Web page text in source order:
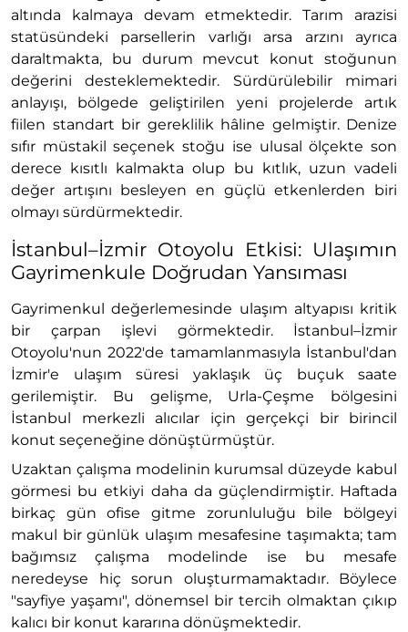
altında kalmaya devam etmektedir. Tarım arazisi
statüsündeki parsellerin varlığı arsa arzını ayrıca
daraltmakta, bu durum mevcut konut stoğunun
değerini desteklemektedir. Sürdürülebilir mimari
anlayışı, bölgede geliştirilen yeni projelerde artık
fiilen standart bir gereklilik hâline gelmiştir. Denize
sıfır müstakil seçenek stoğu ise ulusal ölçekte son
derece kısıtlı kalmakta olup bu kıtlık, uzun vadeli
değer artışını besleyen en güçlü etkenlerden biri
olmayı sürdürmektedir.
İstanbul–İzmir Otoyolu Etkisi: Ulaşımın
Gayrimenkule Doğrudan Yansıması
Gayrimenkul değerlemesinde ulaşım altyapısı kritik
bir çarpan işlevi görmektedir. İstanbul–İzmir
Otoyolu'nun 2022'de tamamlanmasıyla İstanbul'dan
İzmir'e ulaşım süresi yaklaşık üç buçuk saate
gerilemiştir. Bu gelişme, Urla-Çeşme bölgesini
İstanbul merkezli alıcılar için gerçekçi bir birincil
konut seçeneğine dönüştürmüştür.
Uzaktan çalışma modelinin kurumsal düzeyde kabul
görmesi bu etkiyi daha da güçlendirmiştir. Haftada
birkaç gün ofise gitme zorunluluğu bile bölgeyi
makul bir günlük ulaşım mesafesine taşımakta; tam
bağımsız çalışma modelinde ise bu mesafe
neredeyse hiç sorun oluşturmamaktadır. Böylece
"sayfiye yaşamı", dönemsel bir tercih olmaktan çıkıp
kalıcı bir konut kararına dönüşmektedir.